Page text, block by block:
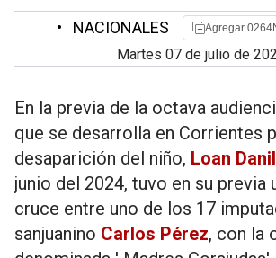
• NACIONALES Agregar
martes 07 de julio de
En la previa de la octava
que se desarrolla en Corrientes
desaparición del niño, Loan
junio del 2024, tuvo en su previa
cruce entre uno de los 17
sanjuanino Carlos Pérez, con la